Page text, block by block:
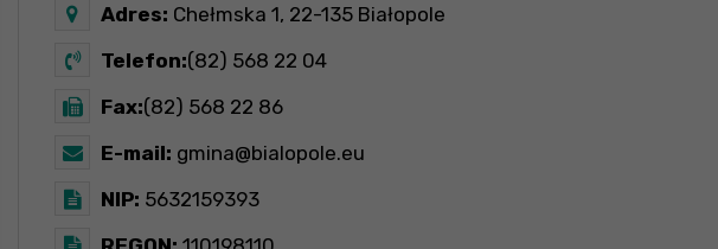
Adres: Chełmska 1, 22-135 Białopole
Telefon:(82) 568 22 04
Fax:(82) 568 22 86
E-mail: gmina@bialopole.eu
NIP: 5632159393